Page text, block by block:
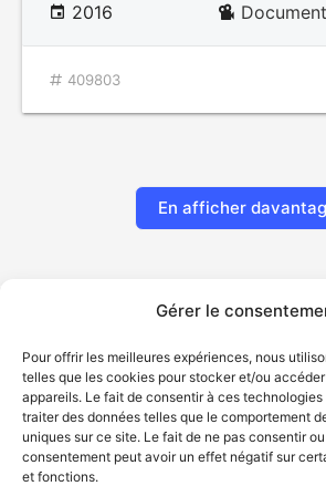
Gérer le
Pour offrir les meilleures expériences, nous
telles que les cookies pour stocker et/ou
appareils. Le fait de consentir à ces
traiter des données telles que le comportement
uniques sur ce site. Le fait de ne pas consentir
consentement peut avoir un effet négatif sur
et fonctions.
2016
409803
En afficher
© Gouvernement du